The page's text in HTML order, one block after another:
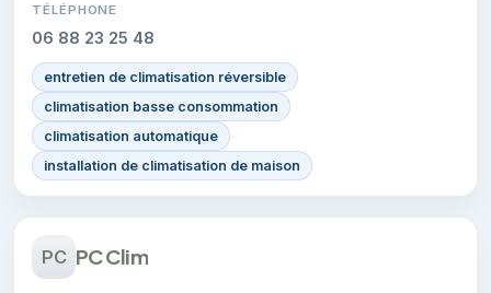
TÉLÉPHONE
06 88 23 25 48
entretien de climatisation réversible
climatisation basse consommation
climatisation automatique
installation de climatisation de maison
PC PC Clim